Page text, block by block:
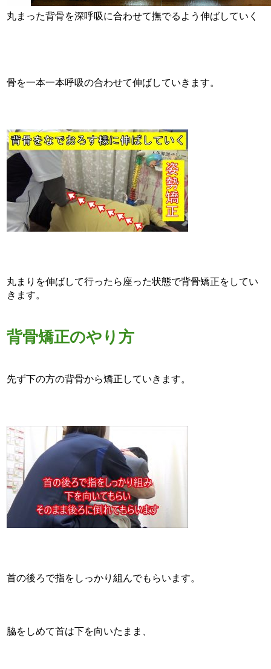
丸まった背骨を深呼吸に合わせて撫でるよう伸ばしていく
骨を一本一本呼吸の合わせて伸ばしていきます。
丸まりを伸ばして行ったら座った状態で背骨矯正をしてい
きます。
背骨矯正のやり方
先ず下の方の背骨から矯正していきます。
首の後ろで指をしっかり組んでもらいます。
脇をしめて首は下を向いたまま、